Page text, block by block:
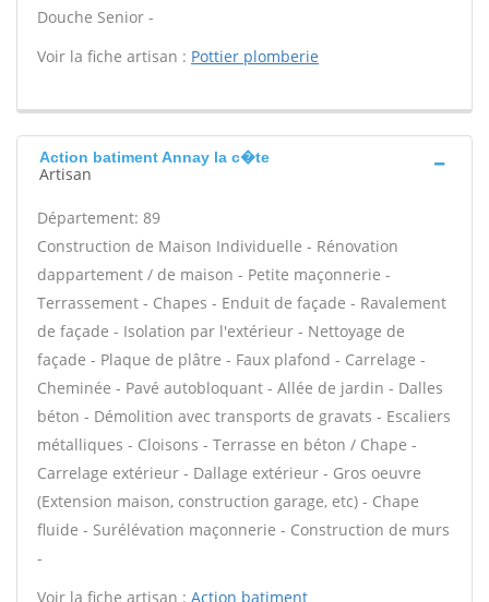
Douche Senior -
Voir la fiche artisan : Pottier plomberie
Action batiment Annay la c�te
Artisan
Département: 89
Construction de Maison Individuelle - Rénovation
dappartement / de maison - Petite maçonnerie -
Terrassement - Chapes - Enduit de façade - Ravalement
de façade - Isolation par l'extérieur - Nettoyage de
façade - Plaque de plâtre - Faux plafond - Carrelage -
Cheminée - Pavé autobloquant - Allée de jardin - Dalles
béton - Démolition avec transports de gravats - Escaliers
métalliques - Cloisons - Terrasse en béton / Chape -
Carrelage extérieur - Dallage extérieur - Gros oeuvre
(Extension maison, construction garage, etc) - Chape
fluide - Surélévation maçonnerie - Construction de murs
-
Voir la fiche artisan : Action batiment